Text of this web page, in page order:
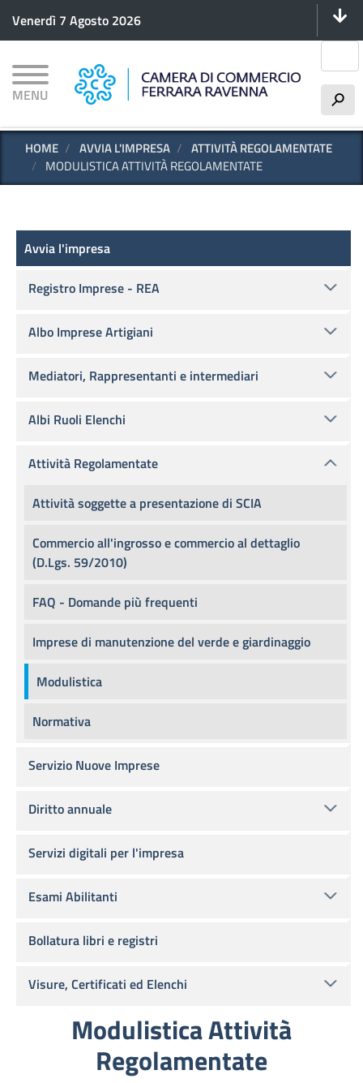
principale
Venerdì 7 Agosto 2026
MENU h
HOME AVVIA L'IMPRESA
ATTIVITÀ REGOLAMENTATE
MODULISTICA ATTIVITÀ REGOLAMENTATE
Modulistica Attività
Regolamentate
Avvia l'impresa
Avvia l'impresa
Registro Imprese - REA
Albo Imprese Artigiani
Mediatori, Rappresentanti e intermediari
Albi Ruoli Elenchi
Attività Regolamentate
Attività soggette a presentazione di SCIA
Commercio all'ingrosso e commercio al dettaglio
(D.Lgs. 59/2010)
FAQ - Domande più frequenti
Imprese di manutenzione del verde e giardinaggio
Modulistica
Normativa
Servizio Nuove Imprese
Diritto annuale
Servizi digitali per l'impresa
Esami Abilitanti
Bollatura libri e registri
Visure, Certificati ed Elenchi